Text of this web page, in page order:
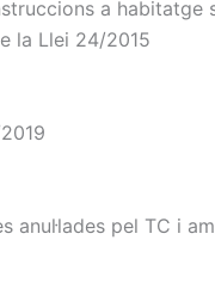
a habitatge
la Llei 24/2015
pel TC i